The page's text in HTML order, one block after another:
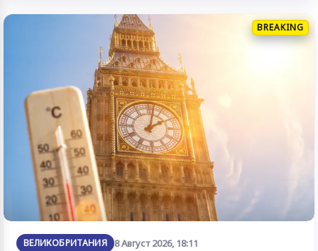
BREAKING
ВЕЛИКОБРИТАНИЯ 8 Август 2026, 18:11